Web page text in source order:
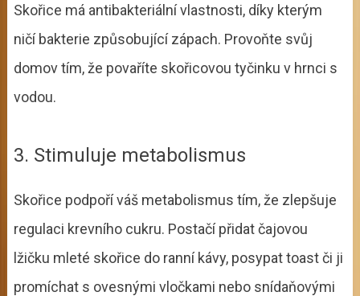
Skořice má antibakteriální vlastnosti, díky kterým
ničí bakterie způsobující zápach. Provoňte svůj
domov tím, že povaříte skořicovou tyčinku v hrnci s
vodou.
3. Stimuluje metabolismus
Skořice podpoří váš metabolismus tím, že zlepšuje
regulaci krevního cukru. Postačí přidat čajovou
lžičku mleté skořice do ranní kávy, posypat toast či ji
promíchat s ovesnými vločkami nebo snídaňovými